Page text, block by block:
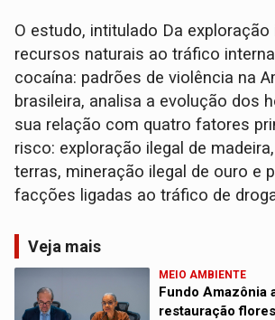
O estudo, intitulado Da exploração
recursos naturais ao tráfico
cocaína: padrões de violência na
brasileira, analisa a evolução dos
sua relação com quatro fatores
risco: exploração ilegal de
terras, mineração ilegal de ouro e
facções ligadas ao tráfico de
Veja mais
MEIO AMBIENTE
Fundo Amazônia
restauração